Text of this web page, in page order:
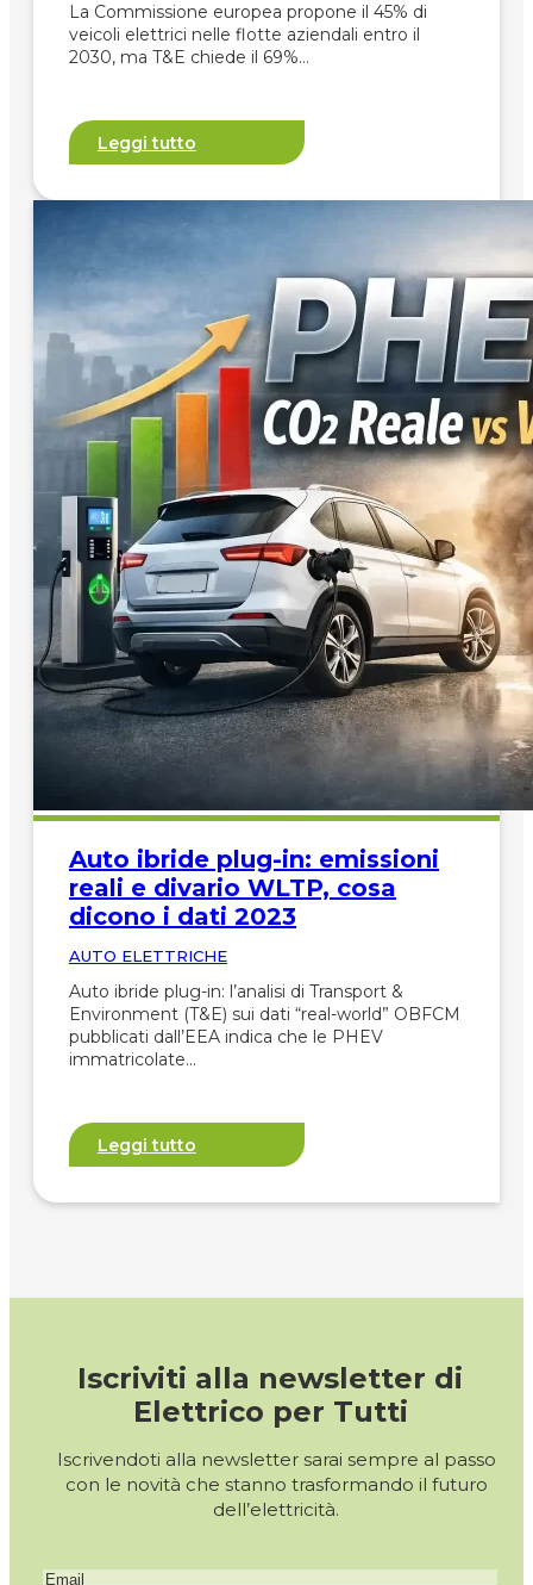
La Commissione europea propone il 45% di
veicoli elettrici nelle flotte aziendali entro il
2030, ma T&E chiede il 69%…
Leggi tutto
Auto ibride plug-in: emissioni
reali e divario WLTP, cosa
dicono i dati 2023
AUTO ELETTRICHE
Auto ibride plug-in: l’analisi di Transport &
Environment (T&E) sui dati “real-world” OBFCM
pubblicati dall’EEA indica che le PHEV
immatricolate…
Leggi tutto
Iscriviti alla newsletter di
Elettrico per Tutti
Iscrivendoti alla newsletter sarai sempre al passo
con le novità che stanno trasformando il futuro
dell’elettricità.